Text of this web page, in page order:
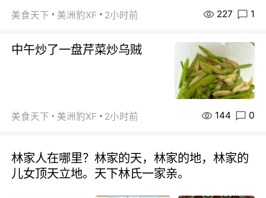
美食天下 美洲豹XF 2小时前 227 1
中午炒了一盘芹菜炒乌贼
美食天下 美洲豹XF 2小时前 144 0
林家人在哪里？林家的天，林家的地，林家的
儿女顶天立地。天下林氏一家亲。